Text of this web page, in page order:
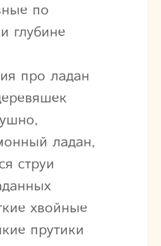
по
глубине
про ладан
ладан,
струи
хвойные
прутики